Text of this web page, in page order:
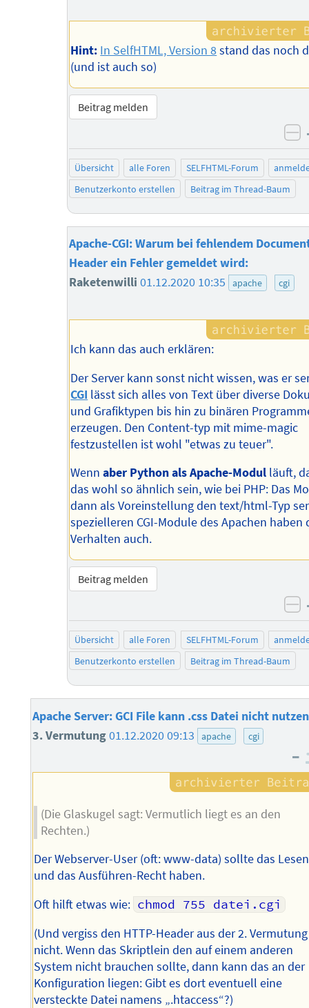
Hint: In SelfHTML, Version 8stand das noch
(und ist auch so)
Beitrag melden
Übersicht alle Foren SELFHTML-Forum
Benutzerkonto erstellen
Beitrag im Thread-Baum
Apache-CGI: Warum bei fehlendem
Header ein Fehler gemeldet wird:
Raketenwilli 01.12.2020 10:35 apache cgi
Ich kann das auch erklären:
Der Server kann sonst nicht wissen, was er
CGI lässt sich alles von Text über diverse
und Grafiktypen bis hin zu binären
erzeugen. Den Content-typ mit mime-magic
festzustellen ist wohl "etwas zu teuer".
Wennaber Python als Apache-Modul läuft,
das wohl so ähnlich sein, wie bei PHP: Das
dann als Voreinstellung den text/html-Typ
spezielleren CGI-Module des Apachen haben
Verhalten auch.
Beitrag melden
Übersicht alle Foren SELFHTML-Forum
Benutzerkonto erstellen
Beitrag im Thread-Baum
Apache Server: GCI File kann .css Datei nicht nutzen
3. Vermutung01.12.2020 09:13 apache cgi
–
(Die Glaskugel sagt: Vermutlich liegt es an den
Rechten.)
Der Webserver-User (oft: www-data) sollte das
und das Ausführen-Recht haben.
Oft hilft etwas wie: chmod 755 datei.cgi
(Und vergiss den HTTP-Header aus der 2. Vermutung
nicht. Wenn das Skriptlein den auf einem anderen
System nicht brauchen sollte, dann kann das an der
Konfiguration liegen: Gibt es dort eventuell eine
versteckte Datei namens „.htaccess“?)